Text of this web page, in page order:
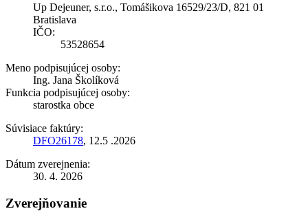
Up Dejeuner, s.r.o., Tomášikova 16529/23/D, 821 01
Bratislava
IČO:
53528654
Meno podpisujúcej osoby:
Ing. Jana Školíková
Funkcia podpisujúcej osoby:
starostka obce
Súvisiace faktúry:
DFO26178, 12.5 .2026
Dátum zverejnenia:
30. 4. 2026
Zverejňovanie